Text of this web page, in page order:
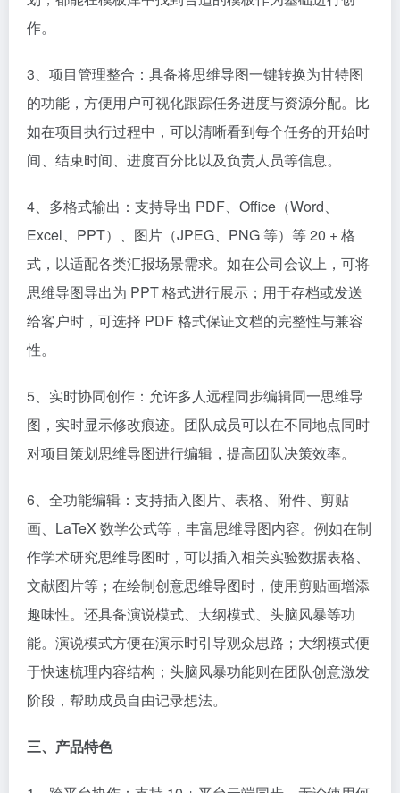
作。​
3、项目管理整合：具备将思维导图一键转换为甘特图
的功能，方便用户可视化跟踪任务进度与资源分配。比
如在项目执行过程中，可以清晰看到每个任务的开始时
间、结束时间、进度百分比以及负责人员等信息。​
4、多格式输出：支持导出 PDF、Office（Word、
Excel、PPT）、图片（JPEG、PNG 等）等 20 + 格
式，以适配各类汇报场景需求。如在公司会议上，可将
思维导图导出为 PPT 格式进行展示；用于存档或发送
给客户时，可选择 PDF 格式保证文档的完整性与兼容
性。​
5、实时协同创作：允许多人远程同步编辑同一思维导
图，实时显示修改痕迹。团队成员可以在不同地点同时
对项目策划思维导图进行编辑，提高团队决策效率。​
6、全功能编辑：支持插入图片、表格、附件、剪贴
画、LaTeX 数学公式等，丰富思维导图内容。例如在制
作学术研究思维导图时，可以插入相关实验数据表格、
文献图片等；在绘制创意思维导图时，使用剪贴画增添
趣味性。还具备演说模式、大纲模式、头脑风暴等功
能。演说模式方便在演示时引导观众思路；大纲模式便
于快速梳理内容结构；头脑风暴功能则在团队创意激发
阶段，帮助成员自由记录想法。​
三、产品特色​